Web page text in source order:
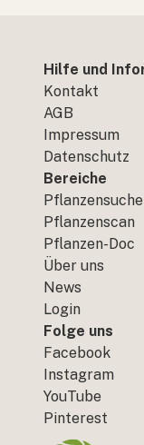
Hilfe und
Kontakt
AGB
Impressum
Datenschutz
Bereiche
Pflanzensuche
Pflanzenscan
Pflanzen-Doc
Über uns
News
Login
Folge uns
Facebook
Instagram
YouTube
Pinterest